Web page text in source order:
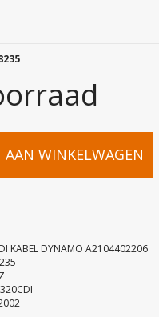
AAN WINKELWAGEN
KABEL DYNAMO A2104402206